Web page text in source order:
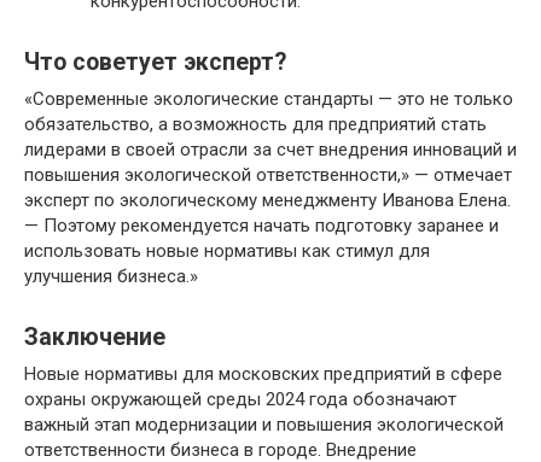
Что советует эксперт?
«Современные экологические стандарты — это не только
обязательство, а возможность для предприятий стать
лидерами в своей отрасли за счет внедрения инноваций и
повышения экологической ответственности,» — отмечает
эксперт по экологическому менеджменту Иванова Елена.
— Поэтому рекомендуется начать подготовку заранее и
использовать новые нормативы как стимул для
улучшения бизнеса.»
Заключение
Новые нормативы для московских предприятий в сфере
охраны окружающей среды 2024 года обозначают
важный этап модернизации и повышения экологической
ответственности бизнеса в городе. Внедрение